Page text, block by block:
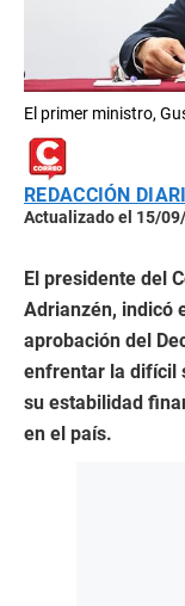
El primer ministro,
REDACCIÓN
Actualizado el 15/
El presidente del
Adrianzén, indicó
aprobación del
enfrentar la difícil
su estabilidad
en el país.